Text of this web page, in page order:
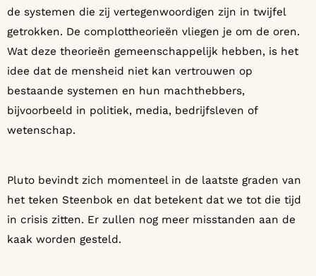
de systemen die zij vertegenwoordigen zijn in twijfel
getrokken. De complottheorieën vliegen je om de oren.
Wat deze theorieën gemeenschappelijk hebben, is het
idee dat de mensheid niet kan vertrouwen op
bestaande systemen en hun machthebbers,
bijvoorbeeld in politiek, media, bedrijfsleven of
wetenschap.
Pluto bevindt zich momenteel in de laatste graden van
het teken Steenbok en dat betekent dat we tot die tijd
in crisis zitten. Er zullen nog meer misstanden aan de
kaak worden gesteld.